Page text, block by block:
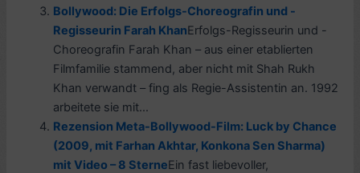
Bollywood: Die Erfolgs-Choreografin und -
Regisseurin Farah KhanErfolgs-Regisseurin und -
Choreografin Farah Khan – aus einer etablierten
Filmfamilie stammend, aber nicht mit Shah Rukh
Khan verwandt – fing als Regie-Assistentin an. 1992
arbeitete sie mit...
Rezension Meta-Bollywood-Film: Luck by Chance
(2009, mit Farhan Akhtar, Konkona Sen Sharma)
mit Video – 8 SterneEin fast liebevoller,